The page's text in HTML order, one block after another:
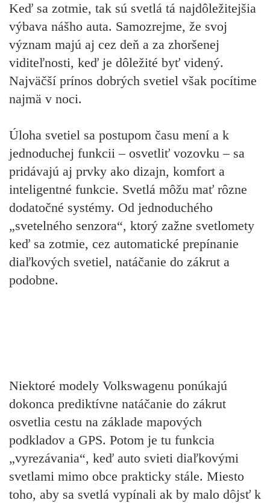
Keď sa zotmie, tak sú svetlá tá najdôležitejšia
výbava nášho auta. Samozrejme, že svoj
význam majú aj cez deň a za zhoršenej
viditeľnosti, keď je dôležité byť videný.
Najväčší prínos dobrých svetiel však pocítime
najmä v noci.
Úloha svetiel sa postupom času mení a k
jednoduchej funkcii – osvetliť vozovku – sa
pridávajú aj prvky ako dizajn, komfort a
inteligentné funkcie. Svetlá môžu mať rôzne
dodatočné systémy. Od jednoduchého
„svetelného senzora“, ktorý zažne svetlomety
keď sa zotmie, cez automatické prepínanie
diaľkových svetiel, natáčanie do zákrut a
podobne.
Niektoré modely Volkswagenu ponúkajú
dokonca prediktívne natáčanie do zákrut
osvetlia cestu na základe mapových
podkladov a GPS. Potom je tu funkcia
„vyrezávania“, keď auto svieti diaľkovými
svetlami mimo obce prakticky stále. Miesto
toho, aby sa svetlá vypínali ak by malo dôjsť k